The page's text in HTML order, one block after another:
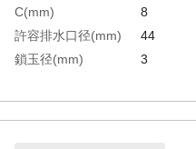
C(mm)
8
許容排水口径(mm)
44
鎖玉径(mm)
3
重さ
47.000G